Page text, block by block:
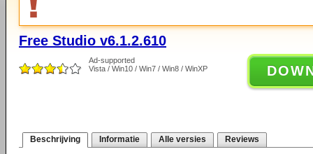
Free Studio v6.1.2.610
Ad-supported
Vista / Win10 / Win7 / Win8 / WinXP
Beschrijving Informatie Alle versies Reviews